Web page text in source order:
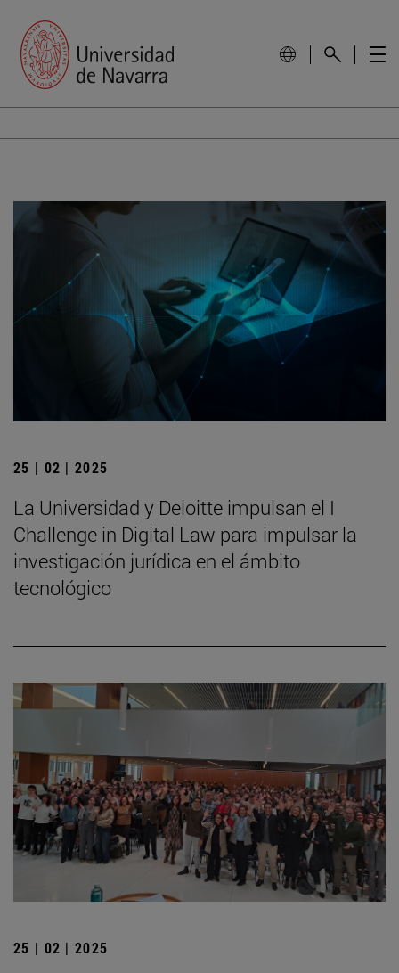
25 | 02 | 2025
La Universidad y Deloitte impulsan el I
Challenge in Digital Law para impulsar la
investigación jurídica en el ámbito
tecnológico
25 | 02 | 2025